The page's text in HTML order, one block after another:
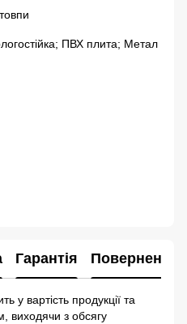
ПВХ плита; Метал
Гарантія Повернення
у вартість продукції та
виходячи з обсягу